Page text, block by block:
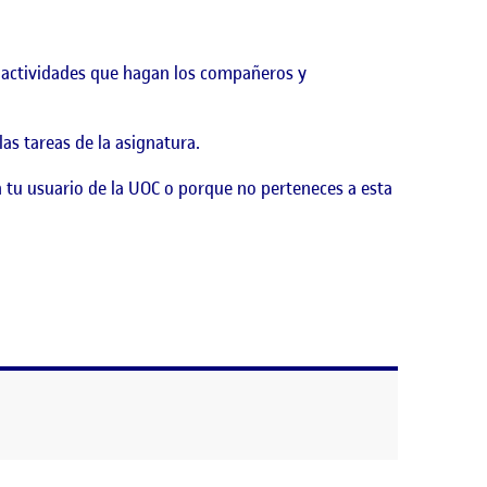
que hagan los compañeros y
tareas de la asignatura.
usuario de la UOC o porque no perteneces a esta